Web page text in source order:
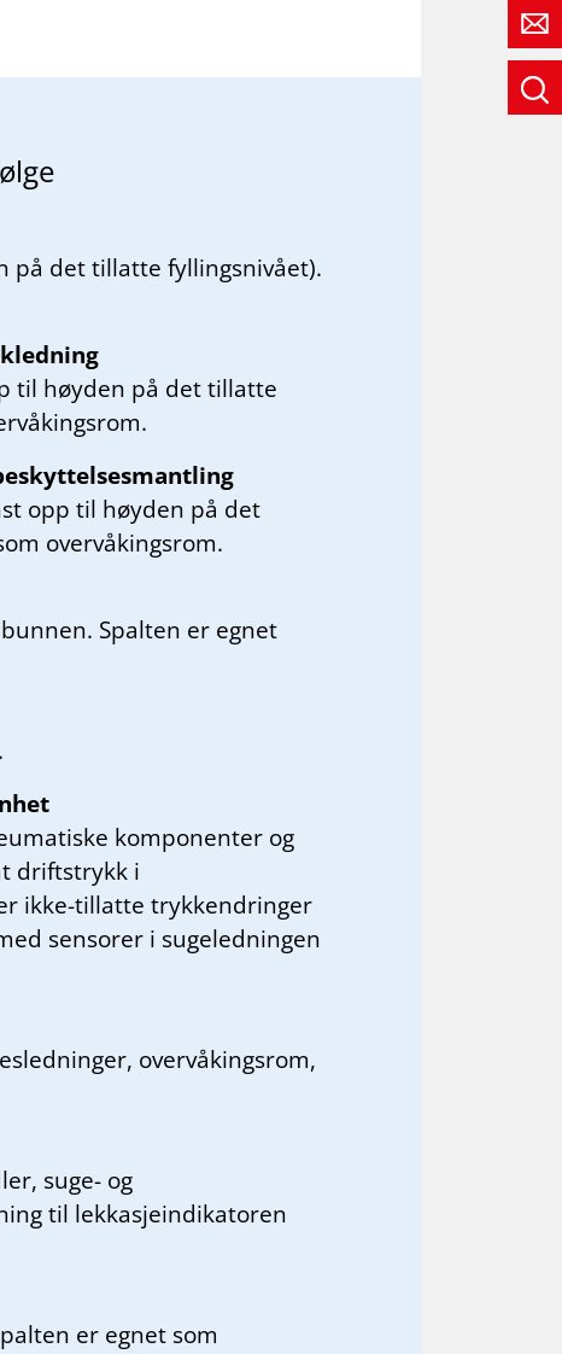
på det tillatte fyllingsnivået).
til høyden på det tillatte
opp til høyden på det
overvåkingsrom.
Spalten er egnet
komponenter og
driftstrykk i
ikke-tillatte trykkendringer
sensorer i sugeledningen
overvåkingsrom,
suge- og
til lekkasjeindikatoren
er egnet som